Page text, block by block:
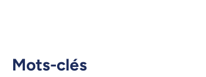
Mots-clés